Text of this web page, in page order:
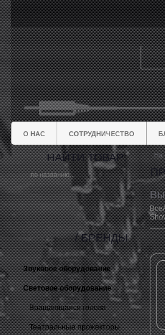
О НАС СОТРУДНИЧЕСТВО
НАЙТИ ТОВАР:
Звуковое оборудование
Световое оборудование
Вращающаяся голова
Театральные прожекторы
/ БРЕНДЫ
На
Все